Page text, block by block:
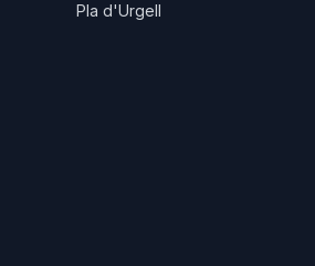
Pla d'Urgell